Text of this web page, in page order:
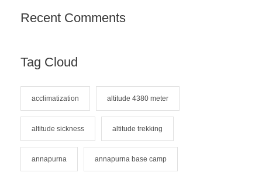
Recent Comments
Tag Cloud
acclimatization altitude 4380 meter
altitude sickness altitude trekking
annapurna annapurna base camp